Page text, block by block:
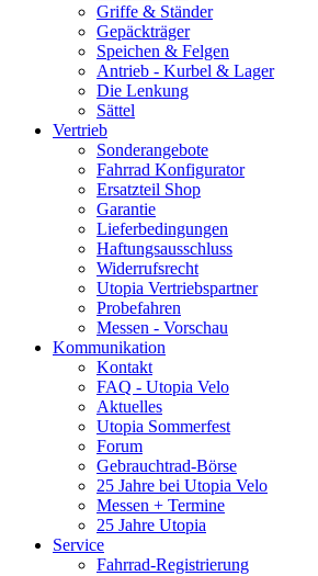
Griffe & Ständer
Gepäckträger
Speichen & Felgen
Antrieb - Kurbel & Lager
Die Lenkung
Sättel
Vertrieb
Sonderangebote
Fahrrad Konfigurator
Ersatzteil Shop
Garantie
Lieferbedingungen
Haftungsausschluss
Widerrufsrecht
Utopia Vertriebspartner
Probefahren
Messen - Vorschau
Kommunikation
Kontakt
FAQ - Utopia Velo
Aktuelles
Utopia Sommerfest
Forum
Gebrauchtrad-Börse
25 Jahre bei Utopia Velo
Messen + Termine
25 Jahre Utopia
Service
Fahrrad-Registrierung